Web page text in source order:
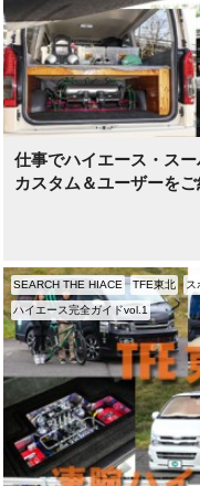
仕事でハイエース・ス
カスタム＆ユーザーを
SEARCH THE HIACE TFE東北 ス
ハイエース完全ガイドvol.1